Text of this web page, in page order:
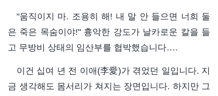
"움직이지 마. 조용히 해! 내 말 안 들으면 너희 둘
은 죽은 목숨이야!" 흉악한 강도가 날카로운 칼을 들
고 무방비 상태의 임산부를 협박했습니다….
이건 십여 년 전 이애(李愛)가 겪었던 일입니다. 지
금 생각해도 몸서리가 쳐지는 장면입니다. 하지만 그